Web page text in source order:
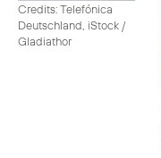
Credits: Telefónica
Deutschland, iStock /
Gladiathor